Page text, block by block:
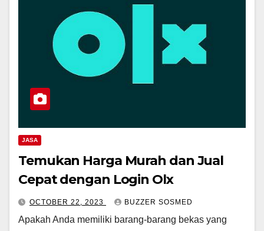
JASA
Temukan Harga Murah dan Jual
Cepat dengan Login Olx
OCTOBER 22, 2023 BUZZER SOSMED
Apakah Anda memiliki barang-barang bekas yang